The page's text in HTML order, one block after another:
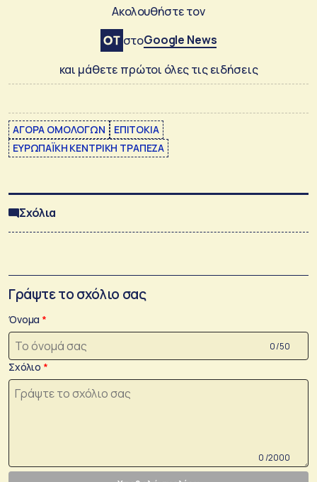
Ακολουθήστε τον
στοGoogle News
και μάθετε πρώτοι όλες τις ειδήσεις
ΑΓΟΡΑ ΟΜΟΛΟΓΩΝ
ΕΠΙΤΟΚΙΑ
ΕΥΡΩΠΑΪΚΗ ΚΕΝΤΡΙΚΗ ΤΡΑΠΕΖΑ
Σχόλια
Γράψτε το σχόλιο σας
Όνομα
0 /50
Σχόλιο
0 /2000